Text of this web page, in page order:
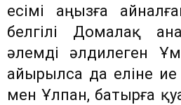
есімі аңызға
белгілі Домалақ
әлемді әлдилеген
айырылса да еліне
мен Ұлпан, батырға